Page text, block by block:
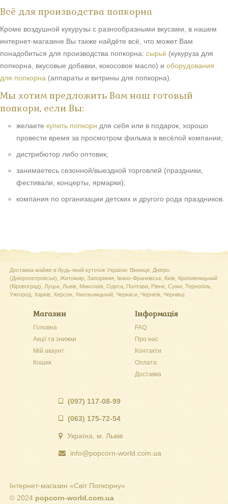
Всё для производства попкорна
Кроме воздушной кукурузы с разнообразными вкусами, в нашем
интернет-магазине Вы также найдёте всё, что может Вам
понадобиться для производства попкорна: сырьё (кукуруза для
попкорна, вкусовые добавки, кокосовое масло) и оборудования
для попкорна (аппараты и витрины для попкорна).
Мы хотим предложить Вам наш готовый
попкорн, если Вы:
желаете купить попкорн для себя или в подарок, хорошо
провести время за просмотром фильма в весёлой компании;
дистрибютор либо оптовик;
занимаетесь сезонной/выездной торговлей (праздники,
фестивали, концерты, ярмарки);
компания по организации детских и другого рода праздников.
Доставка майже в будь-який куточок України: Вінниця, Дніпро
(Дніпропетровськ), Житомир, Запоріжжя, Івано-Франківськ, Київ, Кропивницький
(Кіровоград), Луцьк, Львів, Миколаїв, Одеса, Полтава, Рівне, Суми, Тернопіль,
Ужгород, Харків, Херсон, Хмельницький, Черкаси, Чернігів, Чернівці.
Магазин
Головна
Акції та знижки
Мій акаунт
Кошик
Інформація
FAQ
Про нас
Контакти
Оплата
Доставка
(097) 117-08-99
(063) 175-72-54
Україна, м. Львів
info@popcorn-world.com.ua
Інтернет-магазин «Світ Попкорну»
© 2024 popcorn-world.com.ua